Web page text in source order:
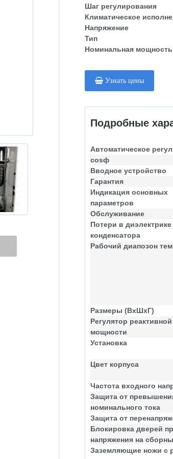
Шаг регулирования
Климатическое
Напряжение
Тип
Номинальная мощность
Узнать цены
Подробные
Автоматическое
cosф
Вводное устройство
Гарантия
Индикация основных
параметров
Обслуживание
Потери в диэлектрике
конденсатора
Рабочий диапозон
Размеры (ВхШхГ)
Регулятор реактивной
мощности
Установка
Цвет корпуса
Частота входного
Защита от
номинального тока
Защита от
Блокировка дверей
напряжения на
Заземляющие ножи с